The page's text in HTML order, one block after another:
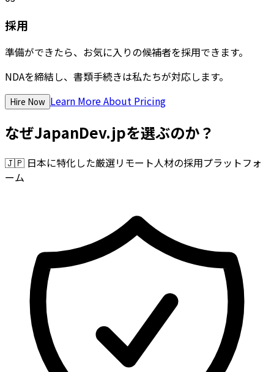
採用
準備ができたら、お気に入りの候補者を採用できます。
NDAを締結し、書類手続きは私たちが対応します。
Hire Now Learn More About Pricing
なぜJapanDev.jpを選ぶのか？
🇯🇵 日本に特化した厳選リモート人材の採用プラットフォ
ーム